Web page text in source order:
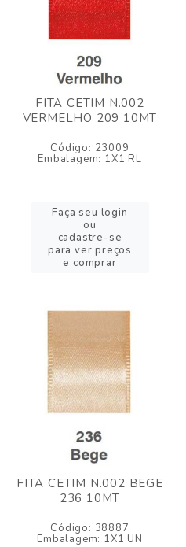
FITA CETIM N.002
VERMELHO 209 10MT
Código: 23009
Embalagem: 1X1 RL
Faça seu login
ou
cadastre-se
para ver preços
e comprar
FITA CETIM N.002 BEGE
236 10MT
Código: 38887
Embalagem: 1X1 UN